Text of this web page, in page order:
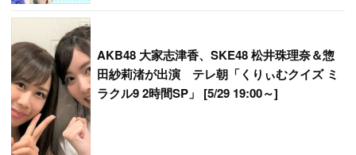
AKB48 大家志津香、SKE48 松井珠理奈＆惣
田紗莉渚が出演 テレ朝「くりぃむクイズ ミ
ラクル9 2時間SP」 [5/29 19:00～]